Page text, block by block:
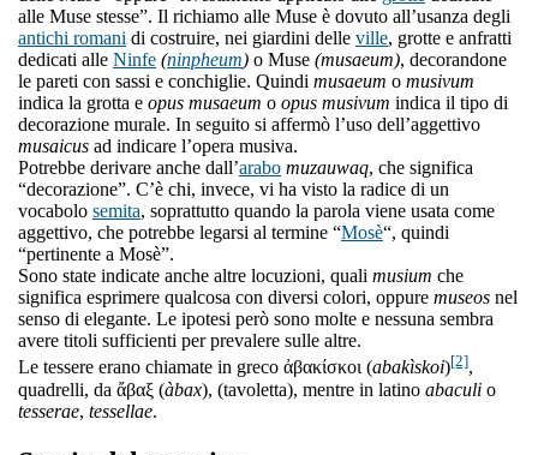
alle Muse stesse”. Il richiamo alle Muse è dovuto all’usanza degli
antichi romani di costruire, nei giardini delle ville, grotte e anfratti
dedicati alle Ninfe (ninpheum) o Muse (musaeum), decorandone
le pareti con sassi e conchiglie. Quindi musaeum o musivum
indica la grotta e opus musaeum o opus musivum indica il tipo di
decorazione murale. In seguito si affermò l’uso dell’aggettivo
musaicus ad indicare l’opera musiva.
Potrebbe derivare anche dall’arabo muzauwaq, che significa
“decorazione”. C’è chi, invece, vi ha visto la radice di un
vocabolo semita, soprattutto quando la parola viene usata come
aggettivo, che potrebbe legarsi al termine “Mosè“, quindi
“pertinente a Mosè”.
Sono state indicate anche altre locuzioni, quali musium che
significa esprimere qualcosa con diversi colori, oppure museos nel
senso di elegante. Le ipotesi però sono molte e nessuna sembra
avere titoli sufficienti per prevalere sulle altre.
Le tessere erano chiamate in greco ἀβακίσκοι (abakìskoi)[2],
quadrelli, da ἄβαξ (àbax), (tavoletta), mentre in latino abaculi o
tesserae, tessellae.